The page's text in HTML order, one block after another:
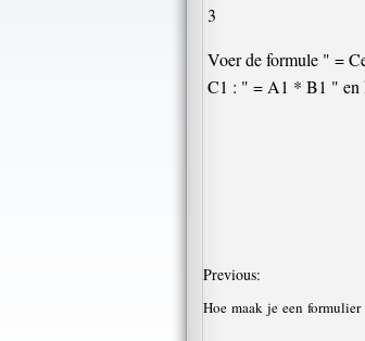
3
Voer de formule " =
C1 : " = A1 * B1 " en
Previous:
Hoe maak je een